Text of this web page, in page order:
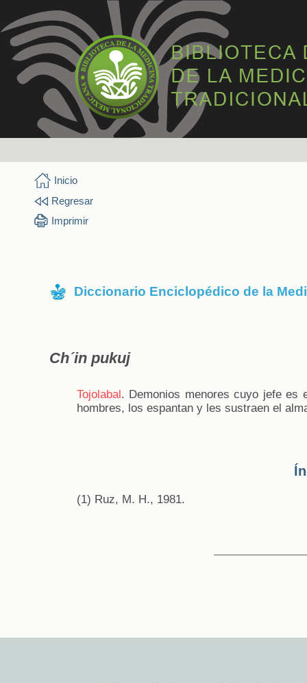
Inicio
Regresar
Imprimir
Diccionario Enciclopédico de la
Ch´in pukuj
Tojolabal. Demonios menores cuyo jefe es
hombres, los espantan y les sustraen el
(1) Ruz, M. H., 1981.